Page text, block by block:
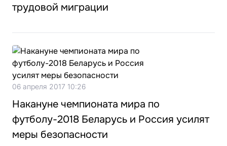
трудовой миграции
06 апреля 2017 10:26
Накануне чемпионата мира по
футболу-2018 Беларусь и Россия усилят
меры безопасности